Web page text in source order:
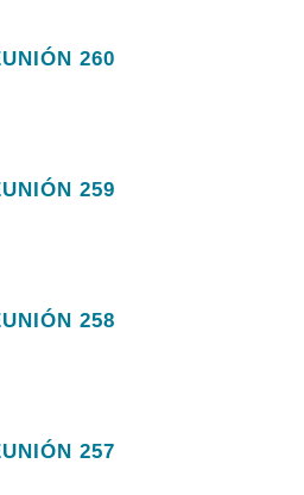
260
259
258
257